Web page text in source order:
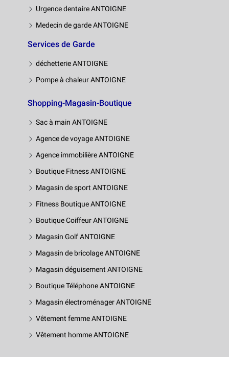
Urgence dentaire ANTOIGNE
Medecin de garde ANTOIGNE
Services de Garde
déchetterie ANTOIGNE
Pompe à chaleur ANTOIGNE
Shopping-Magasin-Boutique
Sac à main ANTOIGNE
Agence de voyage ANTOIGNE
Agence immobilière ANTOIGNE
Boutique Fitness ANTOIGNE
Magasin de sport ANTOIGNE
Fitness Boutique ANTOIGNE
Boutique Coiffeur ANTOIGNE
Magasin Golf ANTOIGNE
Magasin de bricolage ANTOIGNE
Magasin déguisement ANTOIGNE
Boutique Téléphone ANTOIGNE
Magasin électroménager ANTOIGNE
Vêtement femme ANTOIGNE
Vêtement homme ANTOIGNE